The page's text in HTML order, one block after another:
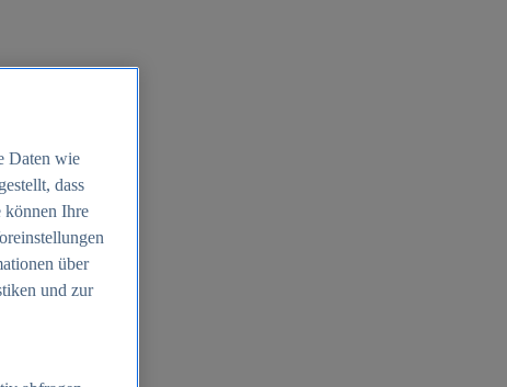
Daten wie
dass
können Ihre
über
und zur